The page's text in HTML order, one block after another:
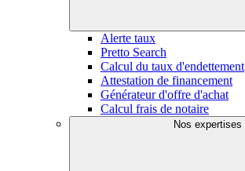
Alerte taux
Pretto Search
Calcul du taux d'endettement
Attestation de financement
Générateur d'offre d'achat
Calcul frais de notaire
Nos expertises